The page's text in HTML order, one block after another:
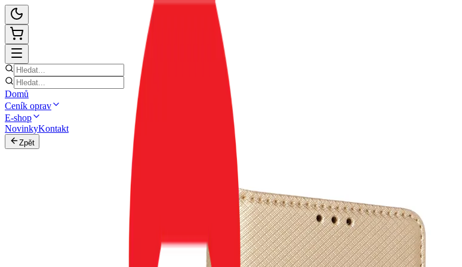
Domů
Ceník oprav
E-shop
NovinkyKontakt
Zpět